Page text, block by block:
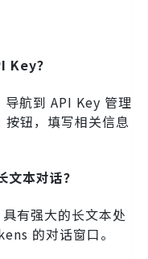
Key？
航到 API Key 管理
钮，填写相关信息
本对话？
有强大的长文本处
的对话窗口。